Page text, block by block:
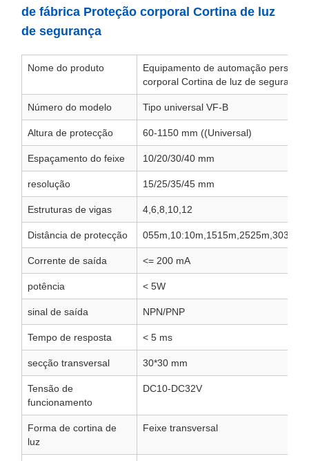
de fábrica Proteção corporal Cortina de luz
de segurança
Nome do produto
Equipamento de automação
corporal Cortina de luz de segurança
Número do modelo Tipo universal VF-B
Altura de protecção 60-1150 mm ((Universal)
Espaçamento do feixe 10/20/30/40 mm
resolução 15/25/35/45 mm
Estruturas de vigas 4,6,8,10,12
Distância de protecção 055m,10:10m,1515m,2525m,3030m
Corrente de saída <= 200 mA
potência < 5W
sinal de saída NPN/PNP
Tempo de resposta < 5 ms
secção transversal 30*30 mm
Tensão de
funcionamento
DC10-DC32V
Forma de cortina de
luz
Feixe transversal